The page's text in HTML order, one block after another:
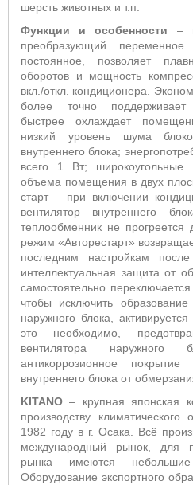
шерсть животных и т.п.
Функции и особенности –
преобразующий
постоянное, позволяет
оборотов и мощность
вкл./откл. кондиционера.
более точно поддерживает
быстрее охлаждает
низкий уровень шума
внутреннего блока;
всего 1 Вт;
объема помещения в двух
старт – при включении
вентилятор внутреннего
теплообменник не прогреется
режим «Авторестарт»
последним настройкам
интеллектуальная защита от
самостоятельно
чтобы исключить
наружного блока,
это необходимо,
вентилятора наружного
антикоррозионное покрытие
внутреннего блока от
KITANO– крупная японская
производству
1982 году в г. Осака. Всё
международный рынок, для
рынка имеются
Оборудование экспортного